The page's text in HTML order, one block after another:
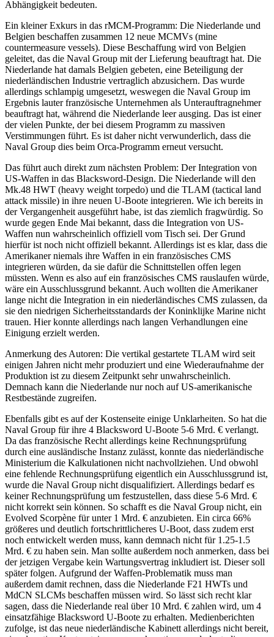
Abhängigkeit bedeuten.
Ein kleiner Exkurs in das rMCM-Programm: Die Niederlande und
Belgien beschaffen zusammen 12 neue MCMVs (mine
countermeasure vessels). Diese Beschaffung wird von Belgien
geleitet, das die Naval Group mit der Lieferung beauftragt hat. Die
Niederlande hat damals Belgien gebeten, eine Beteiligung der
niederländischen Industrie vertraglich abzusichern. Das wurde
allerdings schlampig umgesetzt, weswegen die Naval Group im
Ergebnis lauter französische Unternehmen als Unterauftragnehmer
beauftragt hat, während die Niederlande leer ausging. Das ist einer
der vielen Punkte, der bei diesem Programm zu massiven
Verstimmungen führt. Es ist daher nicht verwunderlich, dass die
Naval Group dies beim Orca-Programm erneut versucht.
Das führt auch direkt zum nächsten Problem: Der Integration von
US-Waffen in das Blacksword-Design. Die Niederlande will den
Mk.48 HWT (heavy weight torpedo) und die TLAM (tactical land
attack missile) in ihre neuen U-Boote integrieren. Wie ich bereits in
der Vergangenheit ausgeführt habe, ist das ziemlich fragwürdig. So
wurde gegen Ende Mai bekannt, dass die Integration von US-
Waffen nun wahrscheinlich offiziell vom Tisch sei. Der Grund
hierfür ist noch nicht offiziell bekannt. Allerdings ist es klar, dass die
Amerikaner niemals ihre Waffen in ein französisches CMS
integrieren würden, da sie dafür die Schnittstellen offen legen
müssten. Wenn es also auf ein französisches CMS rauslaufen würde,
wäre ein Ausschlussgrund bekannt. Auch wollten die Amerikaner
lange nicht die Integration in ein niederländisches CMS zulassen, da
sie den niedrigen Sicherheitsstandards der Koninklijke Marine nicht
trauen. Hier konnte allerdings nach langen Verhandlungen eine
Einigung erzielt werden.
Anmerkung des Autoren: Die vertikal gestartete TLAM wird seit
einigen Jahren nicht mehr produziert und eine Wiederaufnahme der
Produktion ist zu diesem Zeitpunkt sehr unwahrscheinlich.
Demnach kann die Niederlande nur noch auf US-amerikanische
Restbestände zugreifen.
Ebenfalls gibt es auf der Kostenseite einige Unklarheiten. So hat die
Naval Group für ihre 4 Blacksword U-Boote 5-6 Mrd. € verlangt.
Da das französische Recht allerdings keine Rechnungsprüfung
durch eine ausländische Instanz zulässt, konnte das niederländische
Ministerium die Kalkulationen nicht nachvollziehen. Und obwohl
eine fehlende Rechnungsprüfung eigentlich ein Ausschlussgrund ist,
wurde die Naval Group nicht disqualifiziert. Allerdings bedarf es
keiner Rechnungsprüfung um festzustellen, dass diese 5-6 Mrd. €
nicht korrekt sein können. So schafft es die Naval Group nicht, ein
Evolved Scorpène für unter 1 Mrd. € anzubieten. Ein circa 66%
größeres und deutlich fortschrittlicheres U-Boot, dass zudem erst
noch entwickelt werden muss, kann demnach nicht für 1.25-1.5
Mrd. € zu haben sein. Man sollte außerdem noch anmerken, dass bei
der jetzigen Vergabe kein Wartungsvertrag inkludiert ist. Dieser soll
später folgen. Aufgrund der Waffen-Problematik muss man
außerdem damit rechnen, dass die Niederlande F21 HWTs und
MdCN SLCMs beschaffen müssen wird. So lässt sich recht klar
sagen, dass die Niederlande real über 10 Mrd. € zahlen wird, um 4
einsatzfähige Blacksword U-Boote zu erhalten. Medienberichten
zufolge, ist das neue niederländische Kabinett allerdings nicht bereit,